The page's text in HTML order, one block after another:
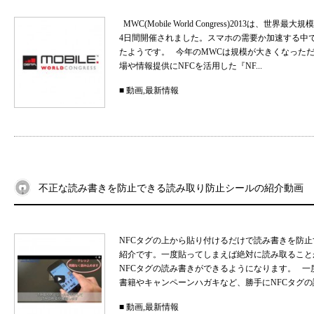
MWC(Mobile World Congress)2013は、世界最大
4日間開催されました。スマホの需要か加速する
たようです。 今年のMWCは規模が大きくなった
場や情報提供にNFCを活用した『NF...
■ 動画,最新情報
不正な読み書きを防止できる読み取り防止シールの紹介動画
NFCタグの上から貼り付けるだけで読み書きを防
紹介です。一度貼ってしまえば絶対に読み取るこ
NFCタグの読み書きができるようになります。
書籍やキャンペーンハガキなど、勝手にNFCタグ
■ 動画,最新情報